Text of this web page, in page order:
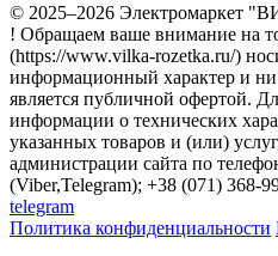
© 2025–2026 Электромаркет
! Обращаем ваше внимание на
(https://www.vilka-rozetka.ru/)
информационный характер и
является публичной офертой.
информации о технических
указанных товаров и (или)
администрации сайта по
(Viber,Telegram); +38 (071) 368-
telegram
Политика конфиденциальности